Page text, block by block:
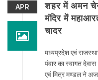
APR
शहर में अमन
मंदिर में
चादर
मध्यप्रदेश एवं
पंवार का स्वागत
एवं मित्र मण्डल ने